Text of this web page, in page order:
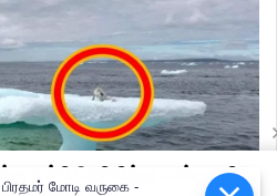
பிரதமர் மோடி வருகை -